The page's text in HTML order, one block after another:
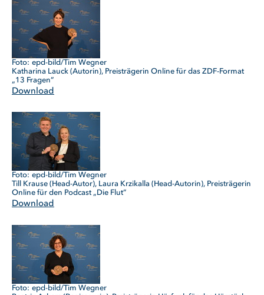
epd-bild/Tim Wegner
Katharina Lauck (Autorin), Preisträgerin Online für das ZDF-Format
„13 Fragen”
Download
epd-bild/Tim Wegner
Till Krause (Head-Autor), Laura Krzikalla (Head-Autorin), Preisträgerin
Online für den Podcast „Die Flut”
Download
epd-bild/Tim Wegner